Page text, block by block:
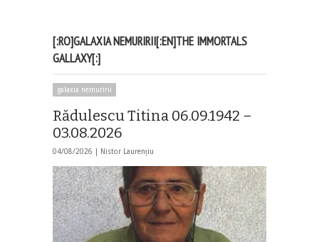
[:RO]GALAXIA NEMURIRII[:EN]THE IMMORTALS
GALLAXY[:]
galaxia nemuririi
Rădulescu Titina 06.09.1942 –
03.08.2026
04/08/2026 | Nistor Laurențiu